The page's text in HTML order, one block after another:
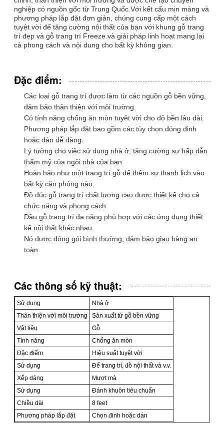
nghiệp có nguồn gốc từ Trung Quốc.Với kết cấu mịn màng và
phương pháp lắp đặt đơn giản, chúng cung cấp một cách
tuyệt vời để tăng cường nội thất của bạn với khung gỗ trang
trí đẹp và gỗ trang trí Freeze.và giải pháp linh hoạt mang lại
cả phong cách và nội dung cho bất kỳ không gian.
Đặc điểm:
Các loại gỗ trang trí được làm từ các nguồn gỗ bền vững,
đảm bảo thân thiện với môi trường.
Có tính năng chống ăn mòn tuyệt vời cho độ bền lâu dài.
Phương pháp lắp đặt bao gồm các tùy chọn đóng đinh
hoặc dán dễ dàng.
Lý tưởng cho việc sử dụng nhà ở, tăng cường sự hấp dẫn
thẩm mỹ của ngôi nhà của bạn.
Hoàn hảo như một trang trí gỗ để thêm sự thanh lịch vào
bất kỳ căn phòng nào.
Đồ đúc gỗ trang trí chất lượng cao được thiết kế cho cả
chức năng và phong cách.
Dầu gỗ trang trí đa năng phù hợp với các ứng dụng thiết
kế nội thất khác nhau.
Nó được đóng gói bình thường, đảm bảo giao hàng an
toàn.
Các thông số kỹ thuật:
Sử dụng
Nhà ở
Thân thiện với môi trường
Sản xuất từ gỗ bền vững
Vật liệu
Gỗ
Tính năng
Chống ăn mòn
Đặc điểm
Hiệu suất tuyệt vời
Sử dụng
Để trang trí, đồ nội thất và v.v.
Xếp dáng
Mượt mà
Sử dụng
Đánh khuôn tiêu chuẩn
Chiều dài
8 feet
Phương pháp lắp đặt
Chọn đinh hoặc dán